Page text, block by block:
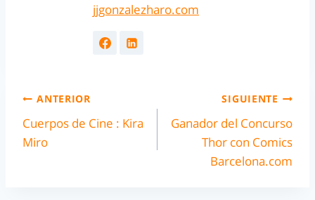
jjgonzalezharo.com
ANTERIOR
Cuerpos de Cine : Kira
Miro
SIGUIENTE
Ganador del Concurso
Thor con Comics
Barcelona.com